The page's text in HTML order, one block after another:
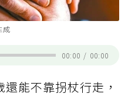
成
00:00 / 00:00
能不靠拐杖行走，